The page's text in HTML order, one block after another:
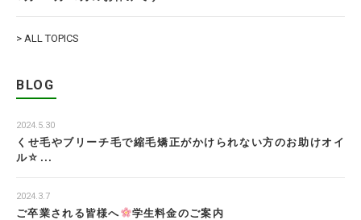
> ALL TOPICS
BLOG
2024.5.30
くせ毛やブリーチ毛で縮毛矯正がかけられない方のお助けオイ
ル☆...
2024.3.7
ご卒業される皆様へ 学生料金のご案内